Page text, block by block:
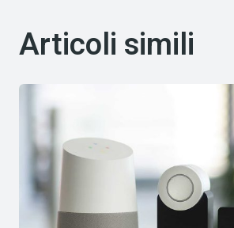
Articoli simili